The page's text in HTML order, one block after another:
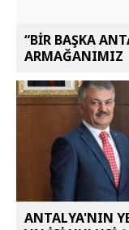
“BİR BAŞKA
ARMAĞANIMIZ
ANTALYA'NIN